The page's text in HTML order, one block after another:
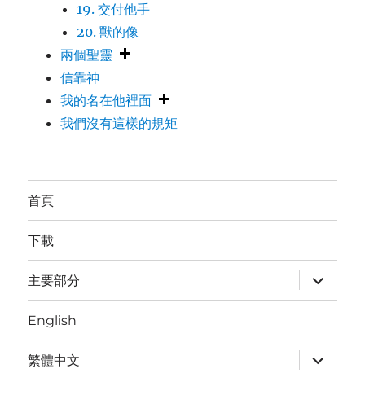
19. 交付他手
20. 獸的像
兩個聖靈
信靠神
我的名在他裡面
我們沒有這樣的規矩
首頁
下載
主要部分
expand
child
menu
English
繁體中文
expand
child
menu